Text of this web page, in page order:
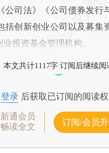
公司法》《公司债券发行
括创新创业公司以及募集
投资基金管理机构。
本文共计1117字 订阅后继续阅
登录后获取已订阅的阅读
通会员
读全文
订阅/会员